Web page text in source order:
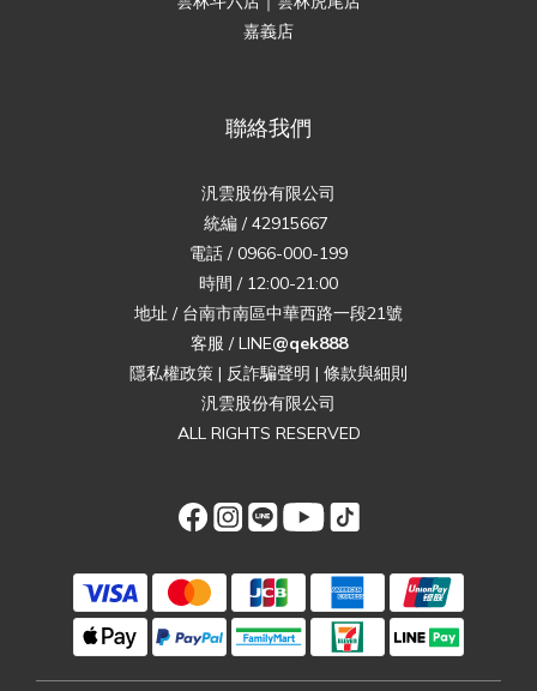
嘉義店
聯絡我們
汎雲股份有限公司
統編 / 42915667
電話 / 0966-000-199
時間 / 12:00-21:00
地址 / 台南市南區中華西路一段21號
客服 / LINE@qek888
隱私權政策 | 反詐騙聲明 | 條款與細則
汎雲股份有限公司
ALL RIGHTS RESERVED